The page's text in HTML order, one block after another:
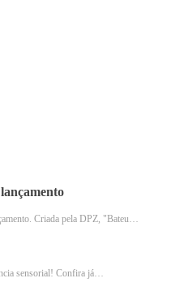
italiana
no mercado, de
italiana para comprar
Criada pela DPZ, "Bateu…
sensorial! Confira já…